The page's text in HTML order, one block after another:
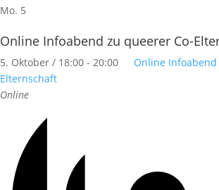
Mo. 5
Online Infoabend zu queerer Co-
5. Oktober / 18:00 - 20:00
Online
Elternschaft
Online